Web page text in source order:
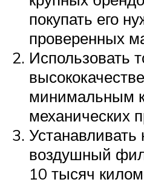
покупать его
проверенных
Использовать
минимальным
механических
Устанавливать
воздушный
10 тысяч